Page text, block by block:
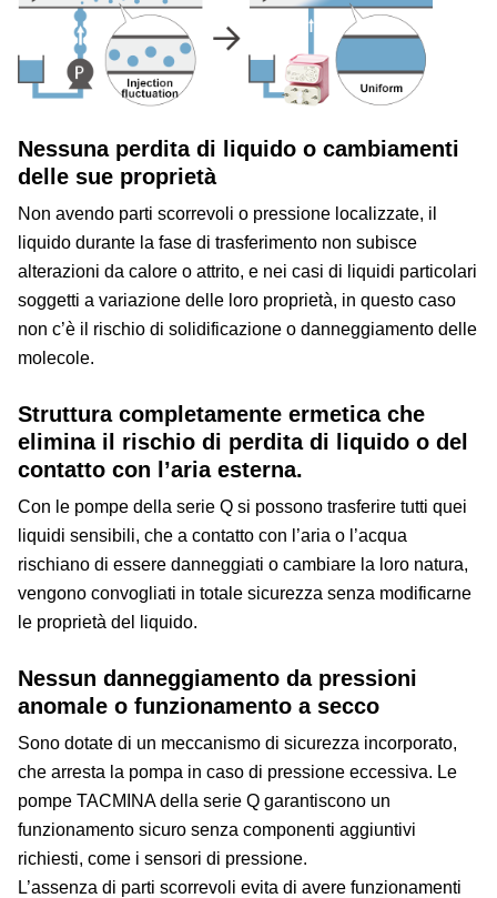
Nessuna perdita di liquido o cambiamenti
delle sue proprietà
Non avendo parti scorrevoli o pressione localizzate, il
liquido durante la fase di trasferimento non subisce
alterazioni da calore o attrito, e nei casi di liquidi particolari
soggetti a variazione delle loro proprietà, in questo caso
non c’è il rischio di solidificazione o danneggiamento delle
molecole.
Struttura completamente ermetica che
elimina il rischio di perdita di liquido o del
contatto con l’aria esterna.
Con le pompe della serie Q si possono trasferire tutti quei
liquidi sensibili, che a contatto con l’aria o l’acqua
rischiano di essere danneggiati o cambiare la loro natura,
vengono convogliati in totale sicurezza senza modificarne
le proprietà del liquido.
Nessun danneggiamento da pressioni
anomale o funzionamento a secco
Sono dotate di un meccanismo di sicurezza incorporato,
che arresta la pompa in caso di pressione eccessiva. Le
pompe TACMINA della serie Q garantiscono un
funzionamento sicuro senza componenti aggiuntivi
richiesti, come i sensori di pressione.
L’assenza di parti scorrevoli evita di avere funzionamenti